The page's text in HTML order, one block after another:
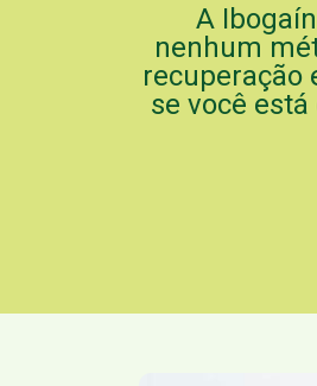
A
nenhum
recuperação
se você